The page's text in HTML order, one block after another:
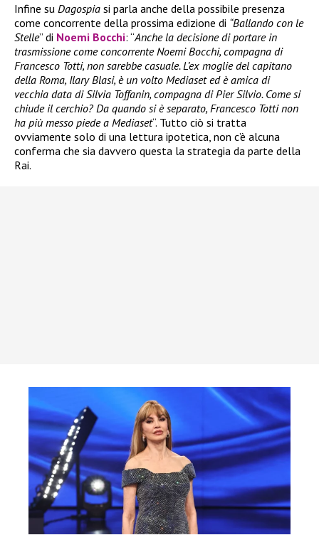
Infine su Dagospia si parla anche della possibile presenza
come concorrente della prossima edizione di “Ballando con le
Stelle” di Noemi Bocchi: “Anche la decisione di portare in
trasmissione come concorrente Noemi Bocchi, compagna di
Francesco Totti, non sarebbe casuale. L’ex moglie del capitano
della Roma, Ilary Blasi, è un volto Mediaset ed è amica di
vecchia data di Silvia Toffanin, compagna di Pier Silvio. Come si
chiude il cerchio? Da quando si è separato, Francesco Totti non
ha più messo piede a Mediaset“. Tutto ciò si tratta
ovviamente solo di una lettura ipotetica, non c’è alcuna
conferma che sia davvero questa la strategia da parte della
Rai.